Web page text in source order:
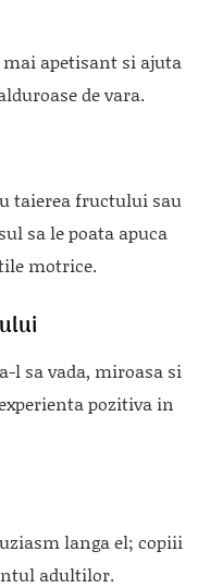
apetisant si ajuta
de vara.
taierea fructului sau
sa le poata apuca
motrice.
l sa vada, miroasa si
pozitiva in
langa el; copiii
adultilor.